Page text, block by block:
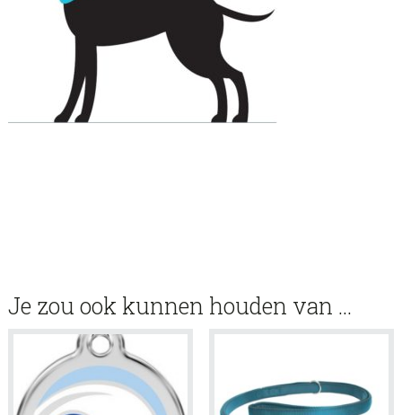
Je zou ook kunnen houden van …